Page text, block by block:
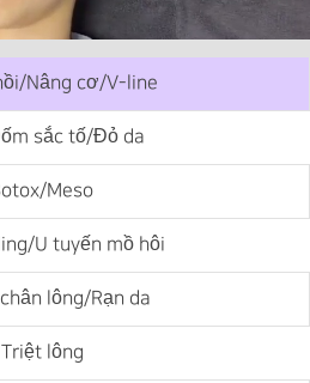
Nâng cơ/V-line
sắc tố/Đỏ da
Meso
U tuyến mồ hôi
lông/Rạn da
Triệt lông